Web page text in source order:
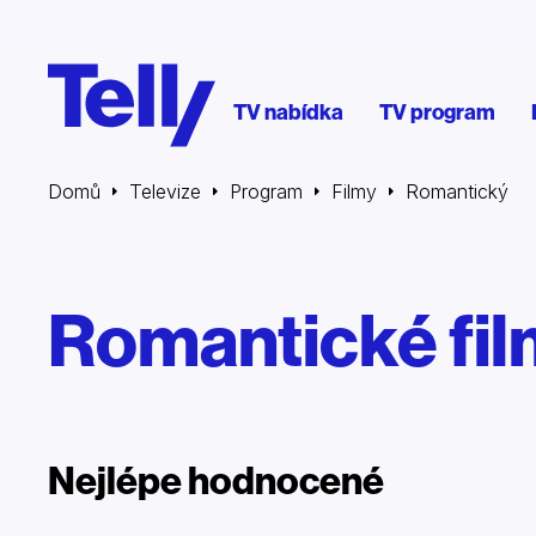
TV nabídka TV program
Domů Televize Program Filmy Romantický
Romantické
Nejlépe hodnocené